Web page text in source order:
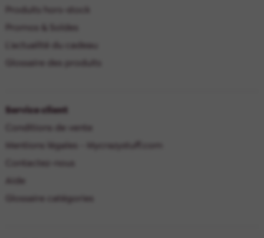
Promos & Soldes
L'actualité du cadeau
Glossaire des produits
Service client
Conditions de vente
Mentions légales - Mycrazystuff.com
Contactez-nous
Aide
Glossaire catégories